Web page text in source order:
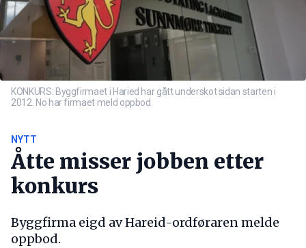
KONKURS: Byggfirmaet i Haried har gått underskot sidan starten i
2012. No har firmaet meld oppbod.
NYTT
Åtte misser jobben etter
konkurs
Byggfirma eigd av Hareid-ordføraren melde
oppbod.